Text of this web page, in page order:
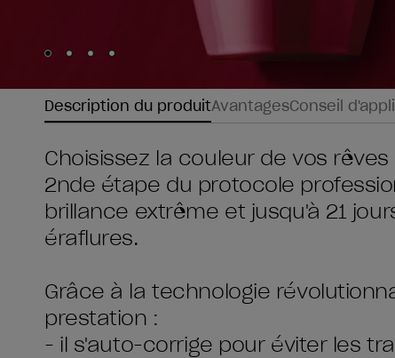
Skip to slide
Skip to slide
Skip to slide
Skip to slide 4
Description du produitAvantagesConseil
Choisissez la couleur de vos
2nde étape du protocole
brillance extrême et jusqu'à 21
éraflures.
Grâce à la technologie
prestation :
- il s'auto-corrige pour éviter les